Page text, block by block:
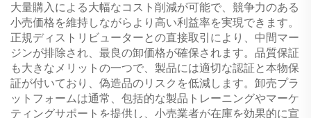
大量購入による大幅なコスト削減が可能で、競争力のある
小売価格を維持しながらより高い利益率を実現できます。
正規ディストリビューターとの直接取引により、中間マー
ジンが排除され、最良の卸価格が確保されます。品質保証
も大きなメリットの一つで、製品には適切な認証と本物保
証が付いており、偽造品のリスクを低減します。卸売プラ
ットフォームは通常、包括的な製品トレーニングやマーケ
ティングサポートを提供し、小売業者が在庫を効果的に宣